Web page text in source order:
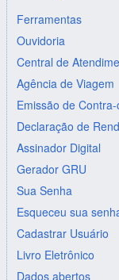
Ferramentas
Ouvidoria
Central de
Agência de Viagem
Emissão de
Declaração de
Assinador Digital
Gerador GRU
Sua Senha
Esqueceu sua
Cadastrar Usuário
Livro Eletrônico
Dados abertos